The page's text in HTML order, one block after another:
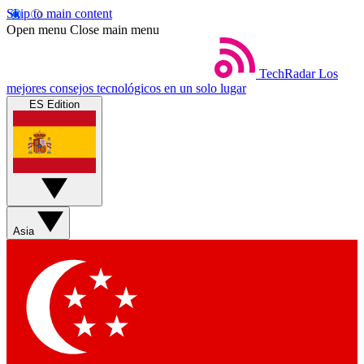
Skip to main content
Open menu Close main menu
TechRadar Los
mejores consejos tecnológicos en un solo lugar
ES Edition
Asia